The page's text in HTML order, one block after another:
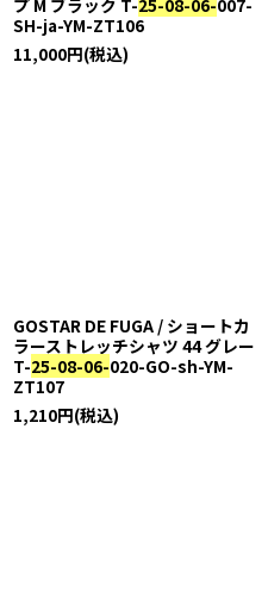
プ M ブラック T-25-08-06-007-
SH-ja-YM-ZT106
11,000円(税込)
GOSTAR DE FUGA / ショートカ
ラーストレッチシャツ 44 グレー
T-25-08-06-020-GO-sh-YM-
ZT107
1,210円(税込)